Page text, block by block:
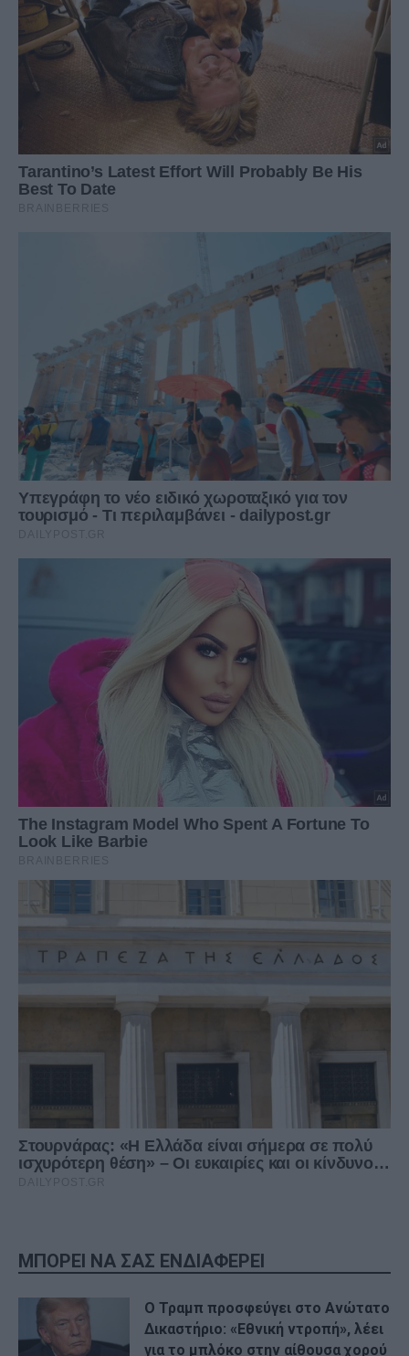
ΜΠΟΡΕΙ ΝΑ ΣΑΣ ΕΝΔΙΑΦΕΡΕΙ
Ο Τραμπ προσφεύγει στο Ανώτατο
Δικαστήριο: «Εθνική ντροπή», λέει
για το μπλόκο στην αίθουσα χορού